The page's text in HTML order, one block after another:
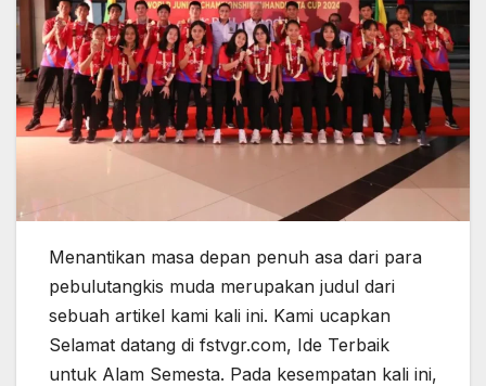
Menantikan masa depan penuh asa dari para
pebulutangkis muda merupakan judul dari
sebuah artikel kami kali ini. Kami ucapkan
Selamat datang di fstvgr.com, Ide Terbaik
untuk Alam Semesta. Pada kesempatan kali ini,